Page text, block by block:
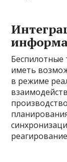
иметь
в режиме